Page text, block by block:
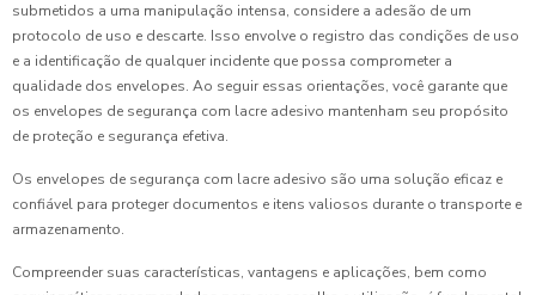
submetidos a uma manipulação intensa, considere a adesão de um
protocolo de uso e descarte. Isso envolve o registro das condições de uso
e a identificação de qualquer incidente que possa comprometer a
qualidade dos envelopes. Ao seguir essas orientações, você garante que
os envelopes de segurança com lacre adesivo mantenham seu propósito
de proteção e segurança efetiva.
Os envelopes de segurança com lacre adesivo são uma solução eficaz e
confiável para proteger documentos e itens valiosos durante o transporte e
armazenamento.
Compreender suas características, vantagens e aplicações, bem como